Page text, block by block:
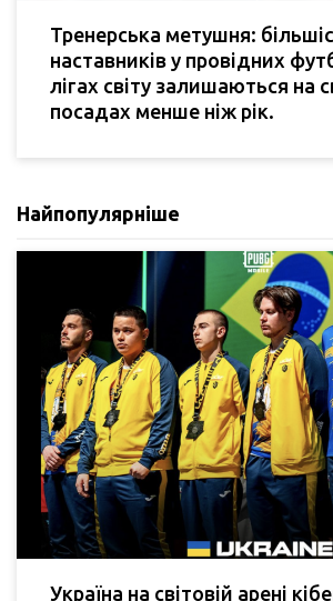
Тренерська метушня:
наставників у провідних
лігах світу залишаються на
посадах менше ніж рік.
Найпопулярніше
Україна на світовій арені